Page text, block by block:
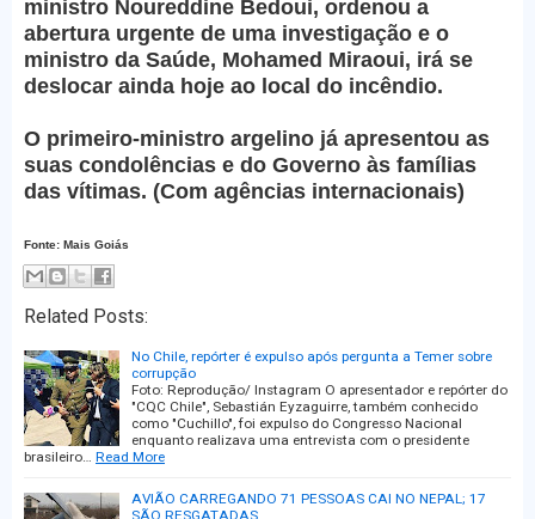
ministro Noureddine Bedoui, ordenou a
abertura urgente de uma investigação e o
ministro da Saúde, Mohamed Miraoui, irá se
deslocar ainda hoje ao local do incêndio.
O primeiro-ministro argelino já apresentou as
suas condolências e do Governo às famílias
das vítimas. (Com agências internacionais)
Fonte: Mais Goiás
Related Posts:
No Chile, repórter é expulso após pergunta a Temer sobre
corrupção
Foto: Reprodução/ Instagram O apresentador e repórter do
"CQC Chile", Sebastián Eyzaguirre, também conhecido
como "Cuchillo", foi expulso do Congresso Nacional
enquanto realizava uma entrevista com o presidente
brasileiro… Read More
AVIÃO CARREGANDO 71 PESSOAS CAI NO NEPAL; 17
SÃO RESGATADAS